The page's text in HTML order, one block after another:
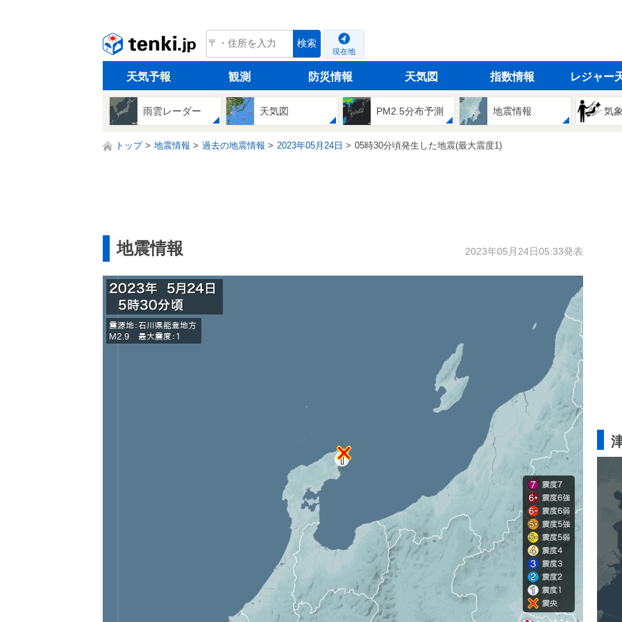
tenki.jp 検索
現在地
天気予報 観測 防災情報 天気図 指数情報 レジャー
雨雲レーダー 天気図 PM2.5分布予測 地震情報 気
トップ 地震情報 過去の地震情報 2023年05月24日 05時30分頃発生した地震(最大震度1)
地震情報 2023年05月24日05:33発表